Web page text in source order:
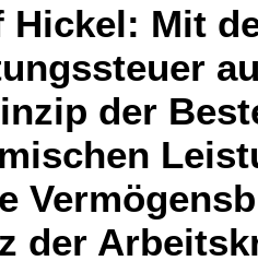
Hickel: Mit
der
der